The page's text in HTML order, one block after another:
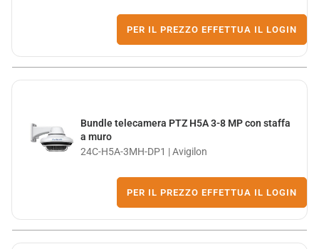
PER IL PREZZO EFFETTUA IL LOGIN
Bundle telecamera PTZ H5A 3-8 MP con staffa
a muro
24C-H5A-3MH-DP1 | Avigilon
PER IL PREZZO EFFETTUA IL LOGIN